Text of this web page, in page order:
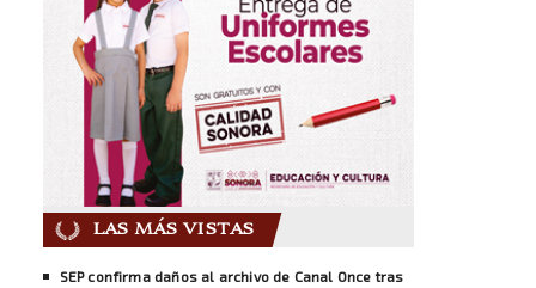
LAS MÁS VISTAS
SEP confirma daños al archivo de Canal Once tras